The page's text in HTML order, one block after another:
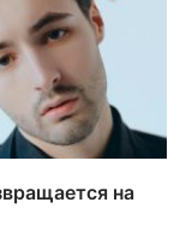
на